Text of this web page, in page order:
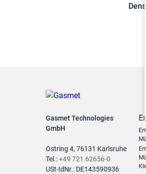
Gasmet Technologies
GmbH
Ostring 4, 76131 Karlsruhe
Tel.:+49 721 62656-0
USt-IdNr.: DE143590936